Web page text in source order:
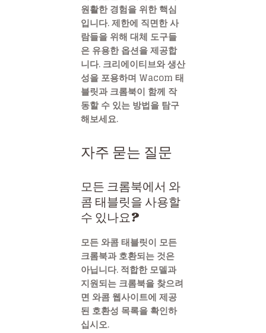
원활한 경험을 위한 핵심
입니다. 제한에 직면한 사
람들을 위해 대체 도구들
은 유용한 옵션을 제공합
니다. 크리에이티브와 생산
성을 포용하며 Wacom 태
블릿과 크롬북이 함께 작
동할 수 있는 방법을 탐구
해보세요.
자주 묻는 질문
모든 크롬북에서 와
콤 태블릿을 사용할
수 있나요?
모든 와콤 태블릿이 모든
크롬북과 호환되는 것은
아닙니다. 적합한 모델과
지원되는 크롬북을 찾으려
면 와콤 웹사이트에 제공
된 호환성 목록을 확인하
십시오.